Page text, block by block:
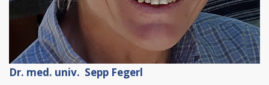
Dr. med. univ. Sepp Fegerl